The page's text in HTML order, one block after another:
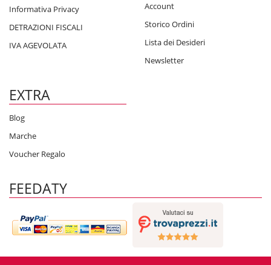
Informativa Privacy
DETRAZIONI FISCALI
IVA AGEVOLATA
Account
Storico Ordini
Lista dei Desideri
Newsletter
EXTRA
Blog
Marche
Voucher Regalo
FEEDATY